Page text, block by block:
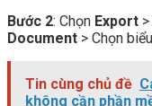
Bước 2: Chọn Export
Document > Chọn
Tin cùng chủ đề
không cần phần